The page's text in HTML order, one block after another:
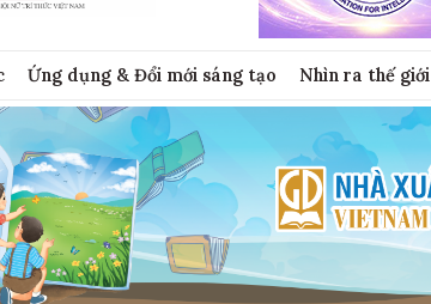
Ứng dụng & Đổi mới sáng tạo Nhìn ra thế giới